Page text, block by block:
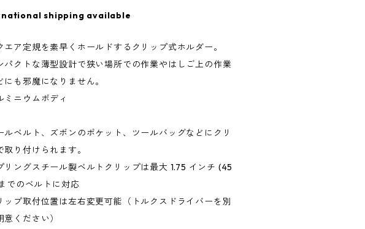
shipping available
ア定規を素早くホールドするクリップ式ホルダー。
クトな薄型設計で狭い場所での作業やはしご上の作業
にも邪魔になりません。
ニウムボディ
ルベルト、ズボンのポケット、ツールバッグなどにクリ
取り付けられます。
リングスチール製ベルトクリップは最大 1.75 インチ (45
でのベルトに対応
ップ取付位置は左右変更可能（トルクスドライバーを別
意ください）